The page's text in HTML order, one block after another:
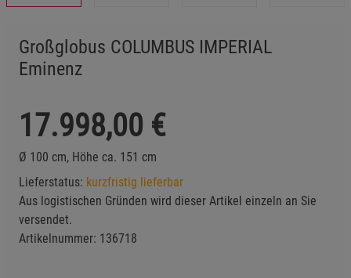
Großglobus COLUMBUS IMPERIAL
Eminenz
17.998,00 €
Ø 100 cm, Höhe ca. 151 cm
Lieferstatus: kurzfristig lieferbar
Aus logistischen Gründen wird dieser Artikel einzeln an Sie
versendet.
Artikelnummer: 136718